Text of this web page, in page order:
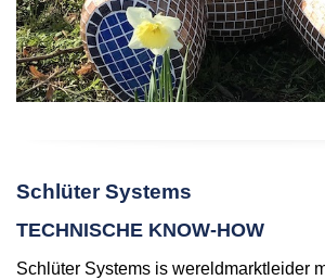
Schlüter Systems
TECHNISCHE KNOW-HOW
Schlüter Systems is wereldmarktleider